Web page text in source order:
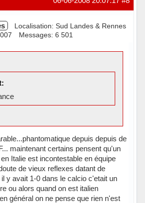
Localisation: Sud Landes & Rennes
Messages: 6 501
depuis depuis de
maintenant certains pensent qu'un
Italie est incontestable en équipe
de vieux reflexes datant de
y avait 1-0 dans le calcio c'etait un
ou alors quand on est italien
général on ne pense que rien n'est